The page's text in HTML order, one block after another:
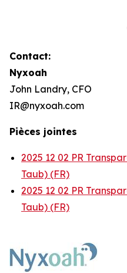
Contact:
Nyxoah
John Landry, CFO
IR@nyxoah.com
Pièces jointes
2025 12 02 PR
Taub) (FR)
2025 12 02 PR
Taub) (FR)